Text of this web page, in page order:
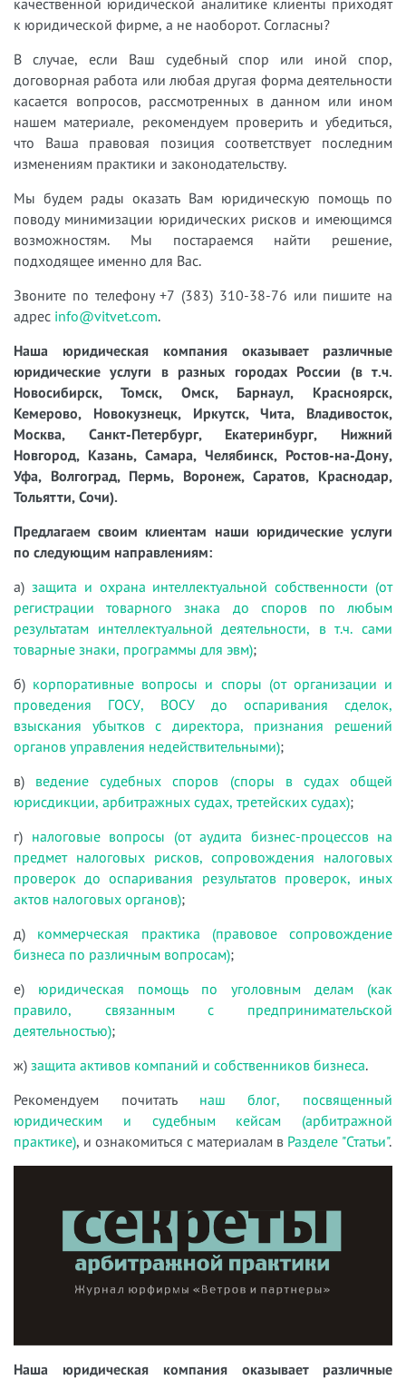
к юридической фирме, а не наоборот. Согласны?
В случае, если Ваш судебный спор или иной спор,
договорная работа или любая другая форма деятельности
касается вопросов, рассмотренных в данном или ином
нашем материале, рекомендуем проверить и убедиться,
что Ваша правовая позиция соответствует последним
изменениям практики и законодательству.
Мы будем рады оказать Вам юридическую помощь по
поводу минимизации юридических рисков и имеющимся
возможностям. Мы постараемся найти решение,
подходящее именно для Вас.
Звоните по телефону +7 (383) 310-38-76 или пишите на
адрес info@vitvet.com.
Наша юридическая компания оказывает различные
юридические услуги в разных городах России (в т.ч.
Новосибирск, Томск, Омск, Барнаул, Красноярск,
Кемерово, Новокузнецк, Иркутск, Чита, Владивосток,
Москва, Санкт-Петербург, Екатеринбург, Нижний
Новгород, Казань, Самара, Челябинск, Ростов-на-Дону,
Уфа, Волгоград, Пермь, Воронеж, Саратов, Краснодар,
Тольятти, Сочи).
Предлагаем своим клиентам наши юридические услуги
по следующим направлениям:
а) защита и охрана интеллектуальной собственности (от
регистрации товарного знака до споров по любым
результатам интеллектуальной деятельности, в т.ч. сами
товарные знаки, программы для эвм);
б) корпоративные вопросы и споры (от организации и
проведения ГОСУ, ВОСУ до оспаривания сделок,
взыскания убытков с директора, признания решений
органов управления недействительными);
в) ведение судебных споров (споры в судах общей
юрисдикции, арбитражных судах, третейских судах);
г) налоговые вопросы (от аудита бизнес-процессов на
предмет налоговых рисков, сопровождения налоговых
проверок до оспаривания результатов проверок, иных
актов налоговых органов);
д) коммерческая практика (правовое сопровождение
бизнеса по различным вопросам);
е) юридическая помощь по уголовным делам (как
правило, связанным с предпринимательской
деятельностью);
ж) защита активов компаний и собственников бизнеса.
Рекомендуем почитать наш блог, посвященный
юридическим и судебным кейсам (арбитражной
практике), и ознакомиться с материалам в Разделе "Статьи".
Наша юридическая компания оказывает различные